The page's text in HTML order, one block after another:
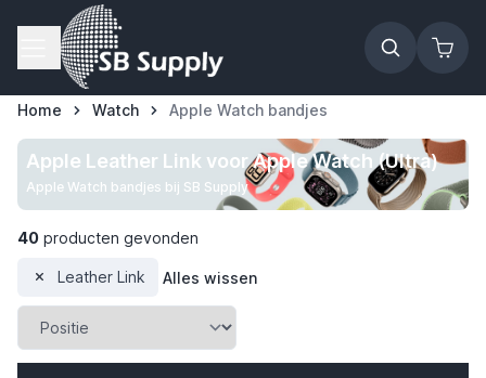
Ga naar de inhoud
Home Watch Apple Watch bandjes
Apple Leather Link voor Apple Watch (Ultra)
Apple Watch bandjes bij SB Supply
40 producten gevonden
Leather Link Alles wissen